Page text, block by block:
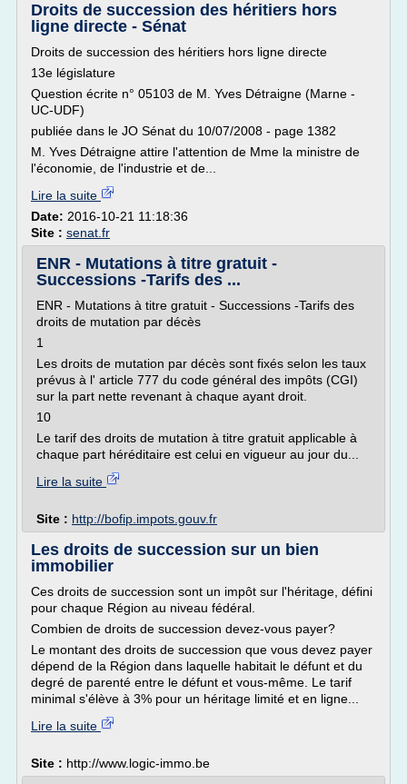
Droits de succession des héritiers hors
ligne directe - Sénat
Droits de succession des héritiers hors ligne directe
13e législature
Question écrite n° 05103 de M. Yves Détraigne (Marne -
UC-UDF)
publiée dans le JO Sénat du 10/07/2008 - page 1382
M. Yves Détraigne attire l'attention de Mme la ministre de
l'économie, de l'industrie et de...
Lire la suite
Date: 2016-10-21 11:18:36
Site : senat.fr
ENR - Mutations à titre gratuit -
Successions -Tarifs des ...
ENR - Mutations à titre gratuit - Successions -Tarifs des
droits de mutation par décès
1
Les droits de mutation par décès sont fixés selon les taux
prévus à l' article 777 du code général des impôts (CGI)
sur la part nette revenant à chaque ayant droit.
10
Le tarif des droits de mutation à titre gratuit applicable à
chaque part héréditaire est celui en vigueur au jour du...
Lire la suite
Site : http://bofip.impots.gouv.fr
Les droits de succession sur un bien
immobilier
Ces droits de succession sont un impôt sur l'héritage, défini
pour chaque Région au niveau fédéral.
Combien de droits de succession devez-vous payer?
Le montant des droits de succession que vous devez payer
dépend de la Région dans laquelle habitait le défunt et du
degré de parenté entre le défunt et vous-même. Le tarif
minimal s'élève à 3% pour un héritage limité et en ligne...
Lire la suite
Site : http://www.logic-immo.be